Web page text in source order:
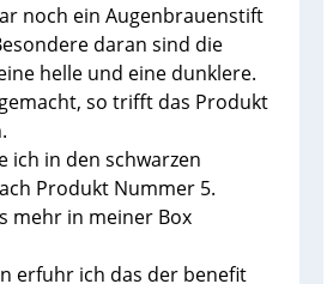
noch ein Augenbrauenstift
daran sind die
helle und eine dunklere.
so trifft das Produkt
ich in den schwarzen
Produkt Nummer 5.
mehr in meiner Box
erfuhr ich das der benefit